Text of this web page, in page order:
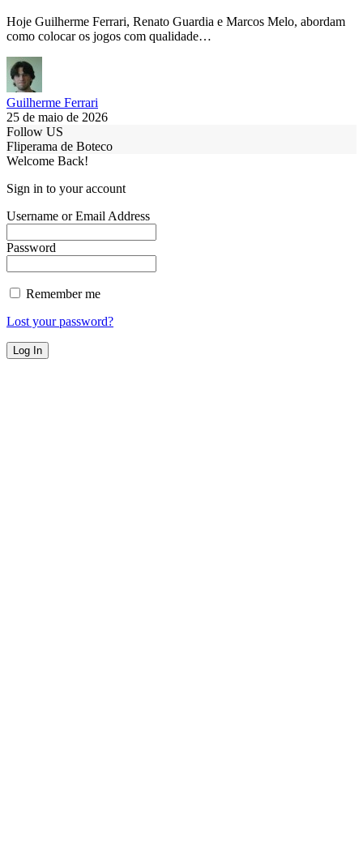
Hoje Guilherme Ferrari, Renato Guardia e Marcos Melo, abordam
como colocar os jogos com qualidade…
Guilherme Ferrari
25 de maio de 2026
Follow US
Fliperama de Boteco
Welcome Back!
Sign in to your account
Username or Email Address
Password
Remember me
Lost your password?